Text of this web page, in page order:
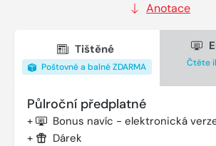
Anotace
Tištěné
Poštovné a balné ZDARMA Čtěte
Půlroční předplatné
+ Bonus navíc - elektronická
+ Dárek